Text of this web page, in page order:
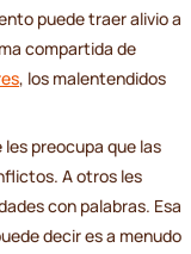
puede traer alivio a
compartida de
, los malentendidos
preocupa que las
A otros les
con palabras. Esa
decir es a menudo